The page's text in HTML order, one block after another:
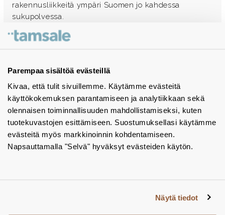
Parempaa sisältöä evästeillä
Kivaa, että tulit sivuillemme. Käytämme evästeitä
käyttökokemuksen parantamiseen ja analytiikkaan sekä
olennaisen toiminnallisuuden mahdollistamiseksi, kuten
tuotekuvastojen esittämiseen. Suostumuksellasi käytämme
evästeitä myös markkinoinnin kohdentamiseen.
Napsauttamalla "Selvä" hyväksyt evästeiden käytön.
Näytä tiedot
rakennusliikkeitä ympäri Suomen jo kahdessa
sukupolvessa.
Ota yhteyttä - autamme mielellämme
Tuotekuvastot
Instagram
BIM-objektit
Yhteystiedot
Tiedotteet